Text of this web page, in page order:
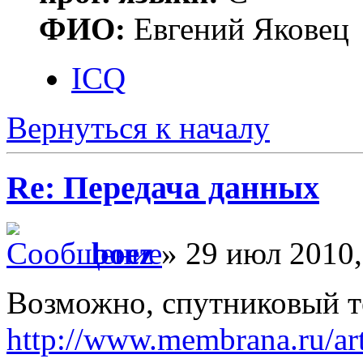
ФИО: Евгений Яковец
ICQ
Вернуться к началу
Re: Передача данных
boez» 29 июл
Возможно, спутниковый
http://www.membrana.ru/